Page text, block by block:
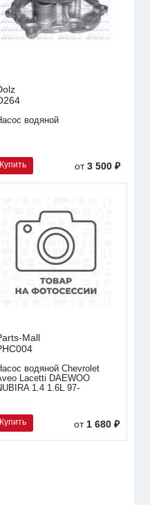
водяной
Купить от3 500 ₽
Mall
водяной Chevrolet
Lacetti DAEWOO
1.4 1.6L 97-
Купить от 1 680 ₽